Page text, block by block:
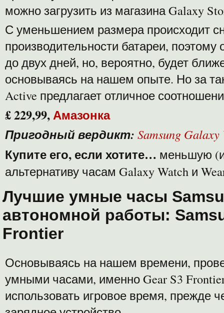
можно загрузить из магазина Galaxy
С уменьшением размера происходит
производительности батареи, поэтому
до двух дней, но, вероятно, будет
основываясь на нашем опыте. Но за
Active предлагает отличное
£ 229,99,Амазонка
Пригодный вердикт: Samsung
Купите его, если хотите… меньшую
альтернативу часам Galaxy Watch и
Лучшие умные часы
автономной работы:
Frontier
Основываясь на нашем времени,
умными часами, именно Gear S3
использовать игровое время, прежде